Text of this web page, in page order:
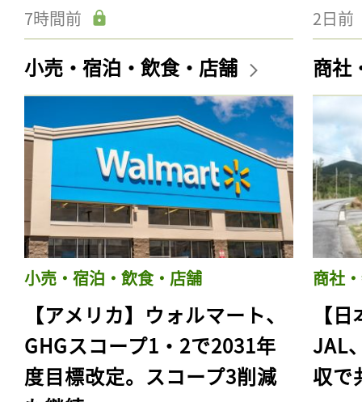
7時間前 2日前
小売・宿泊・飲食・店舗
小売・宿泊・飲食・店舗
【アメリカ】ウォルマート、
GHGスコープ1・2で2031年
度目標改定。スコープ3削減
商社
商社
【
JAL
収で